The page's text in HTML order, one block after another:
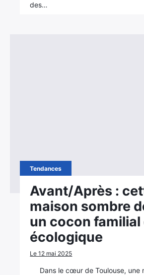
des…
Tendances
Avant/Après :
maison sombre
un cocon familial
écologique
Le 12 mai 2025
Dans le cœur de Toulouse, une